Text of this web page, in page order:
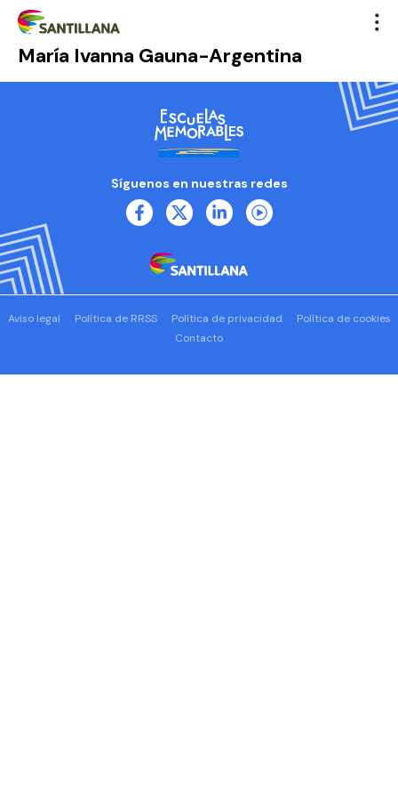
María Ivanna Gauna-Argentina
Síguenos en nuestras redes
Aviso legal Política de RRSS Política de privacidad
Política de cookies
Contacto